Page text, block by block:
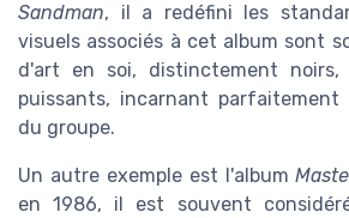
Sandman, il a redéfini les
visuels associés à cet album sont
d'art en soi, distinctement noirs,
puissants, incarnant parfaitement
du groupe.
Un autre exemple est l'album
en 1986, il est souvent